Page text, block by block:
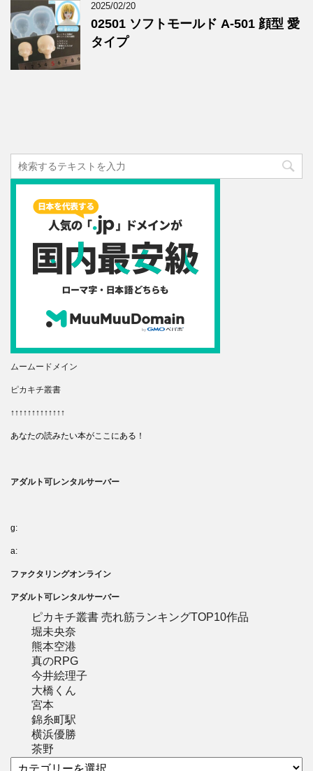
2025/02/20
02501 ソフトモールド A-501 顔型 愛
タイプ
ムームードメイン
ピカキチ叢書
↑↑↑↑↑↑↑↑↑↑↑↑↑
あなたの読みたい本がここにある！
アダルト可レンタルサーバー
g:
a:
ファクタリングオンライン
アダルト可レンタルサーバー
ピカキチ叢書 売れ筋ランキングTOP10作品
堀未央奈
熊本空港
真のRPG
今井絵理子
大橋くん
宮本
錦糸町駅
横浜優勝
茶野